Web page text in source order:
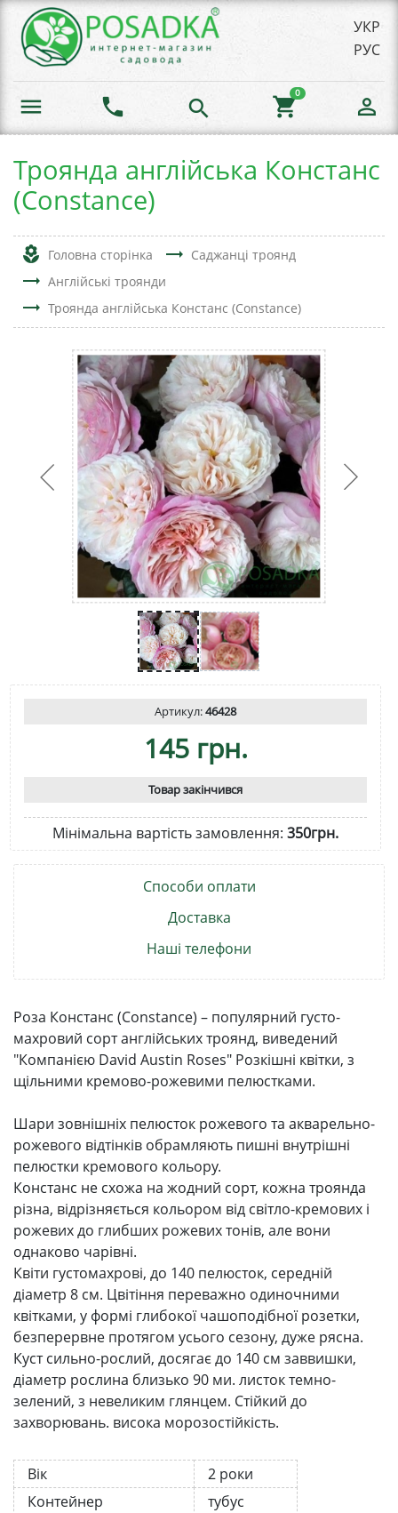
УКР
РУС
menu phone search shopping_cart
0
person_outline
Троянда англійська Констанс
(Constance)
local_florist Головна сторінка trending_flat Саджанці троянд
trending_flat Англійські троянди
trending_flat Троянда англійська Констанс (Constance)
Артикул:46428
145 грн.
Товар закінчився
Мінімальна вартість замовлення: 350грн.
Способи оплати
Доставка
Наші телефони
Роза Констанс (Constance) – популярний густо-
махровий сорт англійських троянд, виведений
"Компанією David Austin Roses" Розкішні квітки, з
щільними кремово-рожевими пелюстками.
Шари зовнішніх пелюсток рожевого та акварельно-
рожевого відтінків обрамляють пишні внутрішні
пелюстки кремового кольору.
Констанс не схожа на жодний сорт, кожна троянда
різна, відрізняється кольором від світло-кремових і
рожевих до глибших рожевих тонів, але вони
однаково чарівні.
Квіти густомахрові, до 140 пелюсток, середній
діаметр 8 см. Цвітіння переважно одиночними
квітками, у формі глибокої чашоподібної розетки,
безперервне протягом усього сезону, дуже рясна.
Куст сильно-рослий, досягає до 140 см заввишки,
діаметр рослина близько 90 ми. листок темно-
зелений, з невеликим глянцем. Стійкий до
захворювань. висока морозостійкість.
Вік
2 роки
Контейнер
тубус